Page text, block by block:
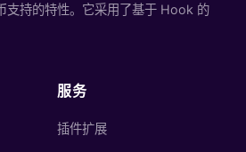
支持的特性。它采用了基于 Hook 的
服务
插件扩展